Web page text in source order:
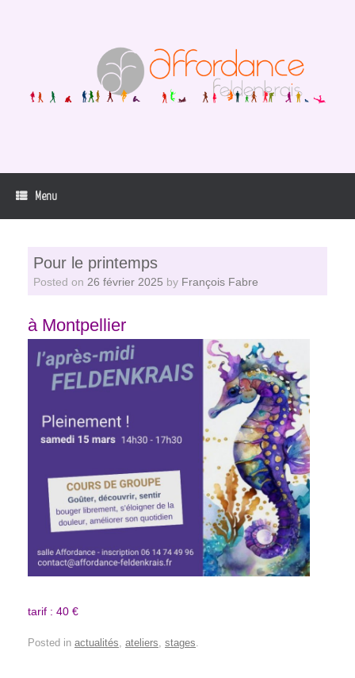
Menu
Pour le printemps
Posted on 26 février 2025 by François Fabre
à Montpellier
tarif : 40 €
Posted in actualités, ateliers, stages.